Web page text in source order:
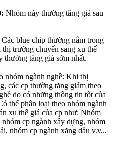
Nhóm này thường tăng giá sau
Các blue chip thường nằm trong
trường chuyển sang xu thế
thường tăng giá sớm nhất.
nhóm ngành nghề: Khi thị
các cp thường tăng giảm theo
do có những thông tin tốt của
thể phân loại theo nhóm ngành
xu thế giá của cp như: Nhóm
nhóm cp ngành xây dựng, nhóm
nhóm cp ngành xăng dầu v.v...